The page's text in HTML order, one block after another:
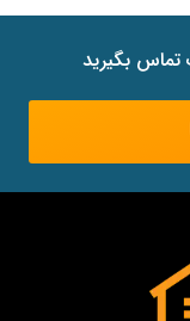
تماس بگیرید